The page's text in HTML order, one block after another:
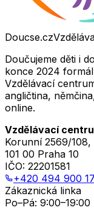
Doucse.cz
Doučujeme děti i
konce 2024
Vzdělávací
angličtina,
online.
Vzdělávací
Korunní 2569/
101 00 Praha 10
IČO: 22201581
+420 494 900
Zákaznická linka
Po–Pá: 9:00–19:00